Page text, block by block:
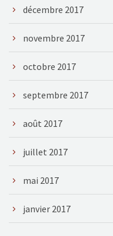
décembre 2017
novembre 2017
octobre 2017
septembre 2017
août 2017
juillet 2017
mai 2017
janvier 2017